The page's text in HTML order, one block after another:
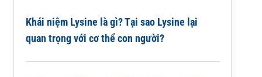
Khái niệm Lysine là gì? Tại sao Lysine lại
quan trọng với cơ thể con người?